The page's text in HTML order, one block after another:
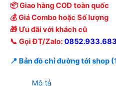
📦 Giao hàng COD toàn quốc
💰 Giá Combo hoặc Số lượng
🎁 Ưu đãi với khách cũ
📞 Gọi ĐT/Zalo:0852.933.683
📍 Bản đồ chỉ đường tới shop
Mô tả